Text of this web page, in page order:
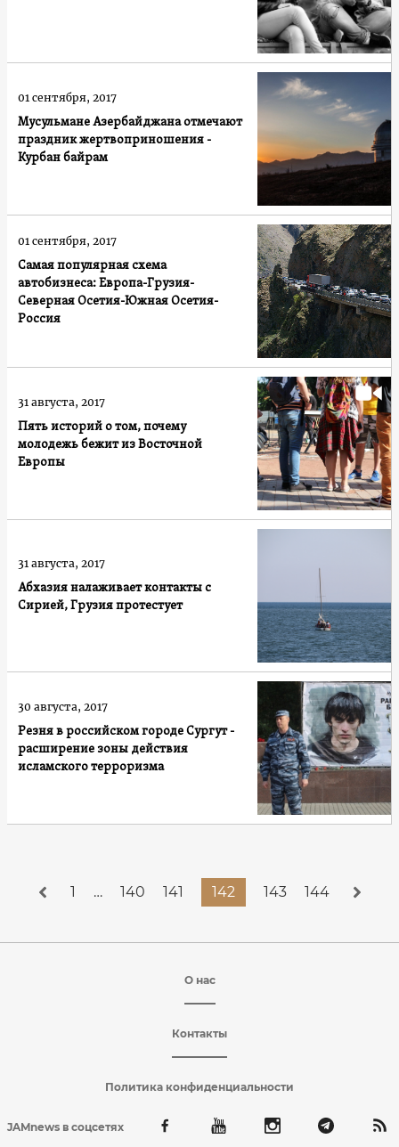
Мусульмане Азербайджана отмечают
праздник жертвоприношения -
Курбан байрам
01 сентября, 2017
Самая популярная схема
автобизнеса: Европа-Грузия-
Северная Осетия-Южная Осетия-
Россия
01 сентября, 2017
Пять историй о том, почему
молодежь бежит из Восточной
Европы
31 августа, 2017
Абхазия налаживает контакты с
Сирией, Грузия протестует
31 августа, 2017
Резня в российском городе Сургут -
расширение зоны действия
исламского терроризма
30 августа, 2017
1 … 140 141 142 143 144
О нас
Контакты
Политика конфиденциальности
JAMnews в соцсетях